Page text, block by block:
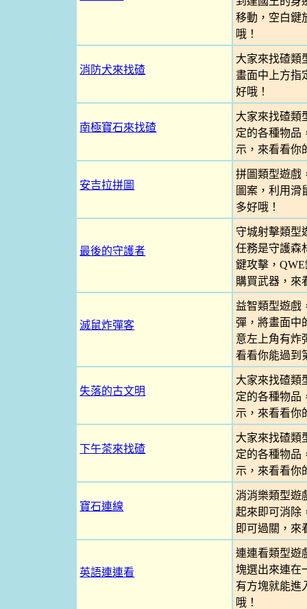
移動，空白鍵
哦！
消防犬來找碴
大家來找碴類
畫面中上方指
好哦！
南極寶石來找碴
大家來找碴類
定的各種物品
示，來看看你
安吉拉拼圖
拼圖類型遊戲
圖案，利用滑
多好哦！
最後的守護者
守城射擊類型
任務是守護森
鍵攻擊，
購買武器，來
滅鼠炸彈客
益智類型遊戲
彈，將畫面中
意左上角有炸
看看你能過到
失落的古文明
大家來找碴類
定的各種物品
示，來看看你
下午茶來找碴
大家來找碴類
定的各種物品
示，來看看你
寶石連線
消消樂類型遊
起來即可消除
即可過關，來
英語連連看
連連看類型遊
塊選出來連在
有方塊就能進
哦！